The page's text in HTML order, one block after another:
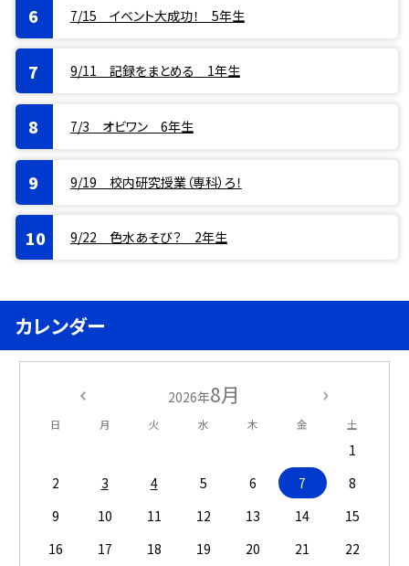
7/15 イベント大成功！ 5年生
9/11 記録をまとめる 1年生
7/3 オビワン 6年生
9/19 校内研究授業（専科）ろ！
9/22 色水あそび？ 2年生
カレンダー
2026年8月
日 月 火 水 木 金 土
1
2
3 4 5 6 7
8
9
10 11 12 13 14
15
16
17 18 19 20 21
22